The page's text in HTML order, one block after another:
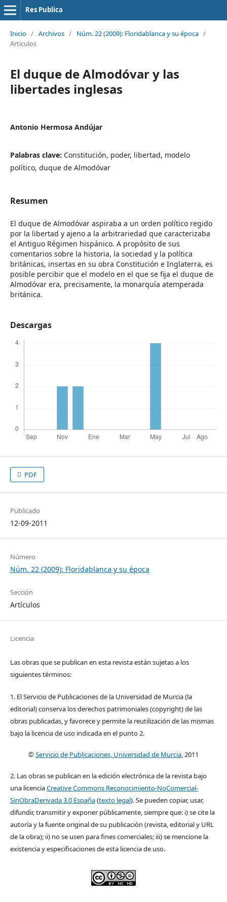
Res Publica
Inicio / Archivos / Núm. 22 (2009): Floridablanca y su época /
Artículos
El duque de Almodóvar y las
libertades inglesas
Antonio Hermosa Andújar
Palabras clave: Constitución, poder, libertad, modelo
político, duque de Almodóvar
Resumen
El duque de Almodóvar aspiraba a un orden político regido
por la libertad y ajeno a la arbitrariedad que caracterizaba
el Antiguo Régimen hispánico. A propósito de sus
comentarios sobre la historia, la sociedad y la política
británicas, insertas en su obra Constitución e Inglaterra, es
posible percibir que el modelo en el que se fija el duque de
Almodóvar era, precisamente, la monarquía atemperada
británica.
Descargas
PDF
Publicado
12-09-2011
Número
Núm. 22 (2009): Floridablanca y su época
Sección
Artículos
Licencia
Las obras que se publican en esta revista están sujetas a los
siguientes términos:
1. El Servicio de Publicaciones de la Universidad de Murcia (la
editorial) conserva los derechos patrimoniales (copyright) de las
obras publicadas, y favorece y permite la reutilización de las mismas
bajo la licencia de uso indicada en el punto 2.
©Servicio de Publicaciones, Universidad de Murcia, 2011
2. Las obras se publican en la edición electrónica de la revista bajo
una licenciaCreative Commons Reconocimiento-NoComercial-
SinObraDerivada 3.0 España(texto legal). Se pueden copiar, usar,
difundir, transmitir y exponer públicamente, siempre que: i) se cite la
autoría y la fuente original de su publicación (revista, editorial y URL
de la obra); ii) no se usen para fines comerciales; iii) se mencione la
existencia y especificaciones de esta licencia de uso.